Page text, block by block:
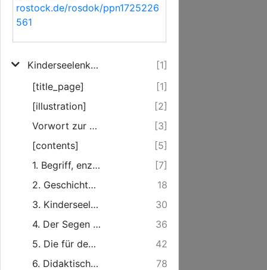
rostock.de/rosdok/ppn1725226
561
Kinderseelenkunde
[1]
[title_page]
[1]
[illustration]
[2]
Vorwort zur ersten und zweiten Auflage
[3]
[contents]
[5]
1. Begriff, enzyklopädische Stellung und Methode der Kinderseelenkunde.
[7]
2. Geschichte und Wertschätzung der Kinderseelenkunde.
18
3. Kinderseelenkunde und theologische Vorbildung und Fortbildung.
30
4. Der Segen der Kinderseelenkunde für den Geistlichen.
36
5. Die für den Konfirmandenunterricht wichtigsten Probleme der Kinderseelenkunde.
42
6. Didaktische und pädagogische Konsequenzen aus der Kinderseelenkunde für die Probleme des Konfirmandenunterrichts.
78